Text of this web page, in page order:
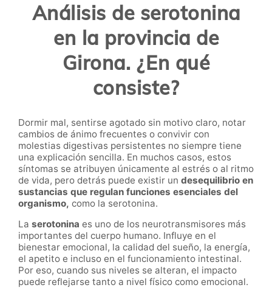
Análisis de serotonina
en la provincia de
Girona. ¿En qué
consiste?
Dormir mal, sentirse agotado sin motivo claro, notar
cambios de ánimo frecuentes o convivir con
molestias digestivas persistentes no siempre tiene
una explicación sencilla. En muchos casos, estos
síntomas se atribuyen únicamente al estrés o al ritmo
de vida, pero detrás puede existir un desequilibrio en
sustancias que regulan funciones esenciales del
organismo, como la serotonina.
La serotonina es uno de los neurotransmisores más
importantes del cuerpo humano. Influye en el
bienestar emocional, la calidad del sueño, la energía,
el apetito e incluso en el funcionamiento intestinal.
Por eso, cuando sus niveles se alteran, el impacto
puede reflejarse tanto a nivel físico como emocional.